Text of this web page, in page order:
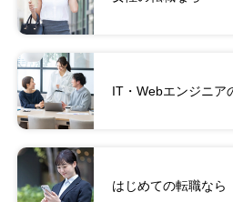
IT・Webエンジニア
はじめての転職なら